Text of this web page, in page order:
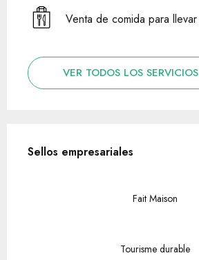
Venta de comida para llevar
VER TODOS LOS SERVICIOS
Sellos empresariales
Sellos empresariales
Fait Maison
Tourisme durable